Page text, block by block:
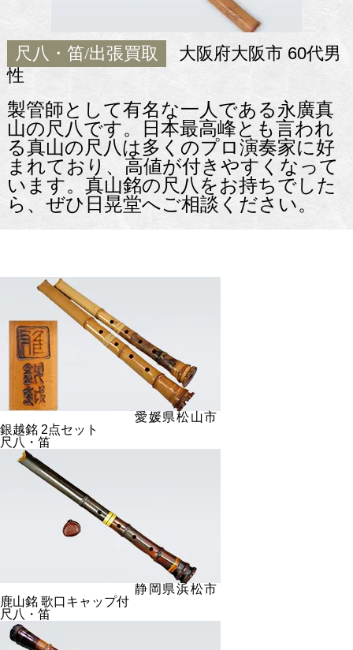
尺八・笛/出張買取
大阪府大阪市 60代男
性
製管師として有名な一人である永廣真
山の尺八です。日本最高峰とも言われ
る真山の尺八は多くのプロ演奏家に好
まれており、高値が付きやすくなって
います。真山銘の尺八をお持ちでした
ら、ぜひ日晃堂へご相談ください。
愛媛県松山市
銀越銘 2点セット
尺八・笛
静岡県浜松市
鹿山銘 歌口キャップ付
尺八・笛